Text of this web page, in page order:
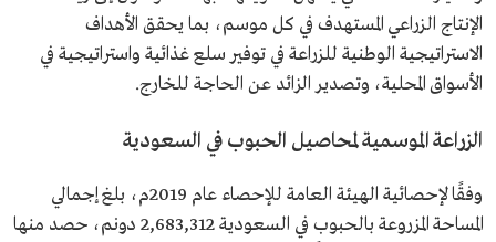
الإنتاج الزراعي المستهدف في كل موسم، بما يحقق الأهداف
الاستراتيجية الوطنية للزراعة في توفير سلع غذائية واستراتيجية في
الأسواق المحلية، وتصدير الزائد عن الحاجة للخارج.
الزراعة الموسمية لمحاصيل الحبوب في السعودية
وفقًا لإحصائية الهيئة العامة للإحصاء عام 2019م، بلغ إجمالي
المساحة المزروعة بالحبوب في السعودية 2,683,312 دونم، حصد منها